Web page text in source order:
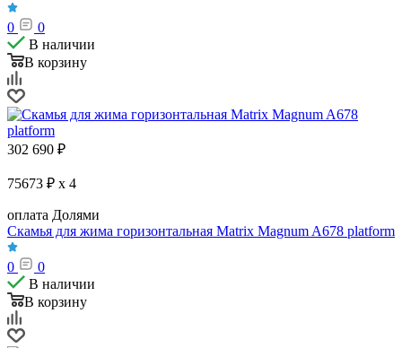
0
0
В наличии
В корзину
302 690 ₽
75673 ₽ x 4
оплата Долями
Скамья для жима горизонтальная Matrix Magnum A678 platform
0
0
В наличии
В корзину